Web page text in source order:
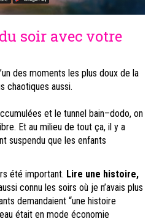
soir avec votre
des moments les plus doux de la
chaotiques aussi.
et le tunnel bain–dodo, on
Et au milieu de tout ça, il y a
suspendu que les enfants
été important. Lire une histoire,
connu les soirs où je n’avais plus
demandaient “une histoire
était en mode économie